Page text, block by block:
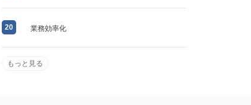
20 業務効率化
もっと見る